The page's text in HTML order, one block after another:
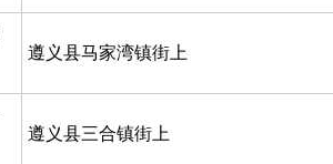
遵义县马家湾镇街上
遵义县三合镇街上